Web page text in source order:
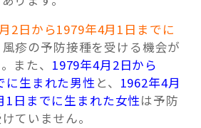
2日から1979年4月1日までに
風疹の予防接種を受ける機会が
また、 1979年4月2日から
に生まれた男性と、 1962年4月
1日までに生まれた女性は予防
ていません。